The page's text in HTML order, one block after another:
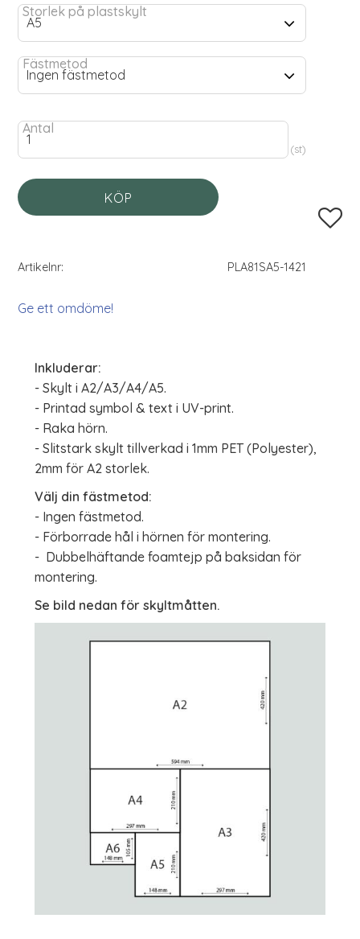
Storlek på plastskylt
Fästmetod
Antal
st
KÖP
Lägg
Artikelnr PLA81SA5-1421
Ge ett omdöme!
Inkluderar:
- Skylt i A2/A3/A4/A5.
- Printad symbol & text i UV-print.
- Raka hörn.
- Slitstark skylt tillverkad i 1mm PET (Polyester),
2mm för A2 storlek.
Välj din fästmetod:
- Ingen fästmetod.
- Förborrade hål i hörnen för montering.
- Dubbelhäftande foamtejp på baksidan för
montering.
Se bild nedan för skyltmåtten.